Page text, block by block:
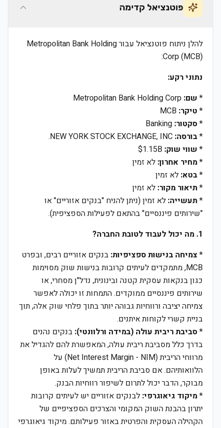
פוטנציאל קדימה
להלן ניתוח פוטנציאל עבור Metropolitan Bank Holding
Corp (MCB):
נתוני רקע:
* שם:
* טיקר:
*סקטור:
*בורסה:
* שווי שוק:
*מחיר אחרון: לא זמין
*בטא: לא זמין
*תיאור מקור: לא זמין
*תעשייה: לא זמין (ניתן להניח "בנקים אזוריים" או
"שירותים פיננסיים" בהתאם לפעילות הספציפית).
1. מה יכול לעבוד לטובת החברה?
*צמיחה בנישות ספציפיות: בנקים אזוריים רבים, ובפרט
MCB, מתמקדים לעיתים קרובות בנישות שוק מסוימות
כגון בנקאות עסקית קטנה ובינונית, נדל"ן מסחרי, או
שירותים פיננסיים ממוקדים. התמחות זו יכולה לאפשר
צמיחה יציבה ורווחיות גבוהה יותר בתוך פלחי שוק אלה, תוך
בניית קשרי לקוחות איתנים.
*סביבת ריבית עולה (במידה ורלוונטי): בנקים נהנים
בדרך כלל מסביבת ריבית עולה, המאפשרת להם להגדיל את
מרווחי הריבית (Net Interest Margin - NIM) על
הלוואותיהם. אם סביבת הריבית תמשיך לעלות באופן
מבוקר, הדבר יכול לתרום לשיפור רווחיות הבנק.
*מיקוד גיאוגרפי: לבנקים אזוריים יש לעיתים קרובות
יתרון בהבנת השוק המקומי והצרכים הספציפיים של
הקהילה העסקית והפרטית באזור פעילותם. מיקוד גיאוגרפי